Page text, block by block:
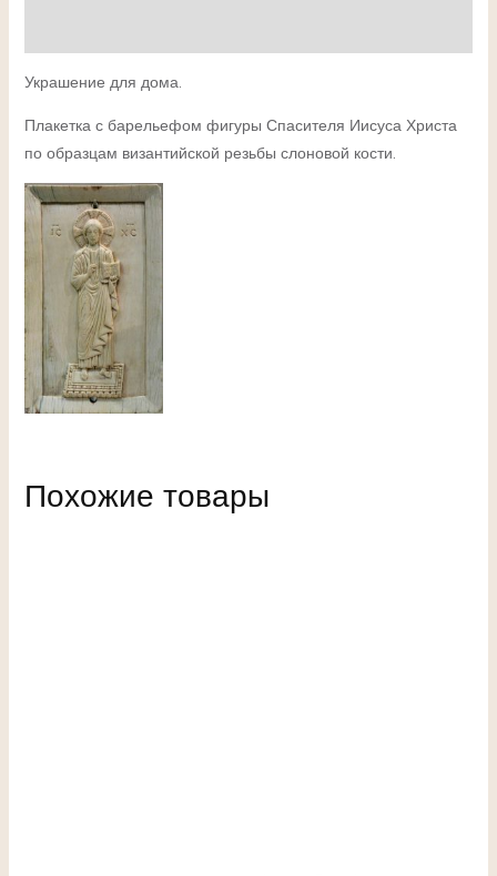
Украшение для дома.
Плакетка с барельефом фигуры Спасителя Иисуса Христа
по образцам византийской резьбы слоновой кости.
Похожие товары